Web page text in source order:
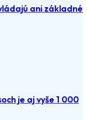
ani základné
je aj vyše 1 000